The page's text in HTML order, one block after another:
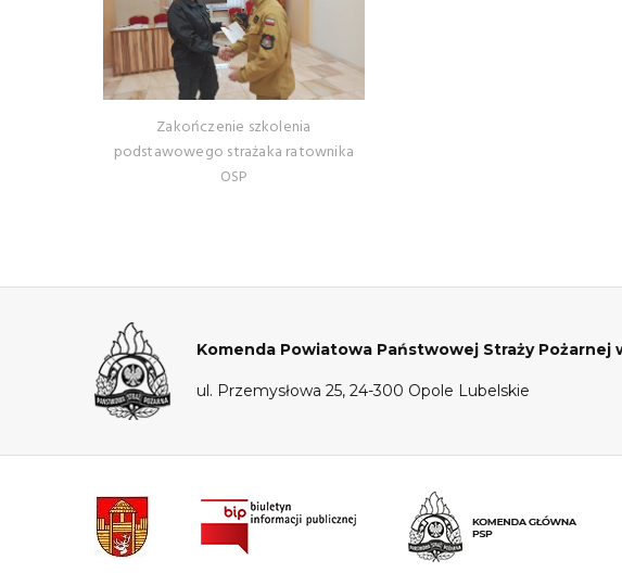
Zakończenie szkolenia
podstawowego strażaka ratownika
OSP
Komenda Powiatowa Państwowej Straży Pożarnej
ul. Przemysłowa 25, 24-300 Opole Lubelskie